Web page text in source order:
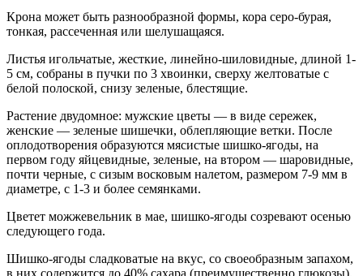
Крона может быть разнообразной формы, кора серо-бурая,
тонкая, рассеченная или шелушащаяся.
Листья игольчатые, жесткие, линейно-шиловидные, длиной 1-
5 см, собраны в пучки по 3 хвоинки, сверху желтоватые с
белой полоской, снизу зеленые, блестящие.
Растение двудомное: мужские цветы — в виде сережек,
женские — зеленые шишечки, облепляющие ветки. После
оплодотворения образуются мясистые шишко-ягоды, на
первом году яйцевидные, зеленые, на втором — шаровидные,
почти черные, с сизым восковым налетом, размером 7-9 мм в
диаметре, с 1-3 и более семянками.
Цветет можжевельник в мае, шишко-ягоды созревают осенью
следующего года.
Шишко-ягоды сладковатые на вкус, со своеобразным запахом,
в них содержится до 40% сахара (преимущественно глюкозы),